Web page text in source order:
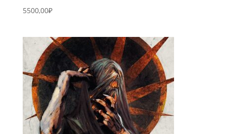
5500,00₽